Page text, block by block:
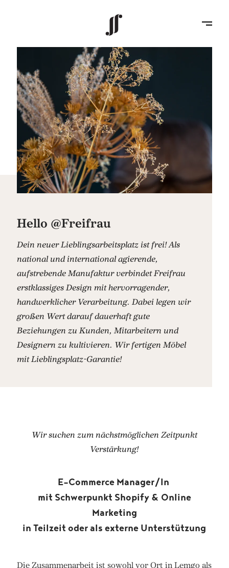
Hello @Freifrau
Dein neuer Lieblingsarbeitsplatz ist frei! Als
national und international agierende,
aufstrebende Manufaktur verbindet Freifrau
erstklassiges Design mit hervorragender,
handwerklicher Verarbeitung. Dabei legen wir
großen Wert darauf dauerhaft gute
Beziehungen zu Kunden, Mitarbeitern und
Designern zu kultivieren. Wir fertigen Möbel
mit Lieblingsplatz-Garantie!
Wir suchen zum nächstmöglichen Zeitpunkt
Verstärkung!
E-Commerce Manager/In
mit Schwerpunkt Shopify & Online
Marketing
in Teilzeit oder als externe Unterstützung
Die Zusammenarbeit ist sowohl vor Ort in Lemgo als